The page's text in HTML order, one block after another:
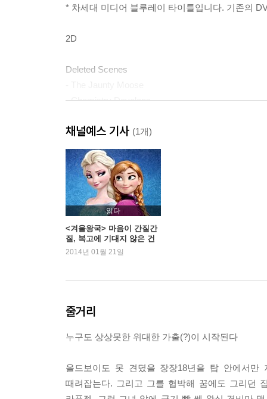
* 차세대 미디어 블루레이 타이틀입니다. 기존의
2D
Deleted Scenes
- Chemistry Develops
Original Storybook Openings
- Version 1
- Version 2
50th Animated Feature Countdown
Extended Song
- “When Will My Life Begin”
Discover Blu-Ray 3d™ With Timon & Pumbaa
Info
3D
채널예스 기사 (1개)
읽다
<겨울왕국> 마음이 간질간
질, 복고에 기대지 않은 건
재함
2014년 01월 21일
줄거리
누구도 상상못한 위대한 가출(?)이 시작된다
올드보이도 못 견뎠을 장장18년을 탑 안에서
때려잡는다. 그리고 그를 협박해 꿈에도 그리던